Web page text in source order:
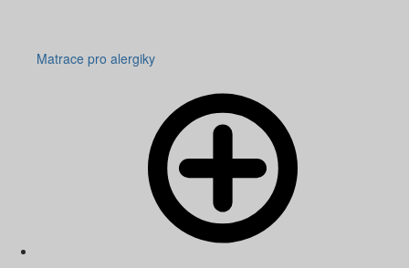
Matrace pro alergiky